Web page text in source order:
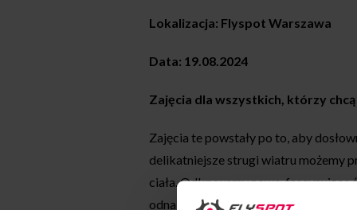
Lokalizacja: Flyspot Warszawa
Data: 19.08.2024
Zajęcia dla wszystkich, którzy
Zajęcia te powstały po to, aby
delikatniejsze strugi wiatru możemy
ciała. Odkrywamy nowe, fascynujące
odnaleźć. Wypracowane techniki